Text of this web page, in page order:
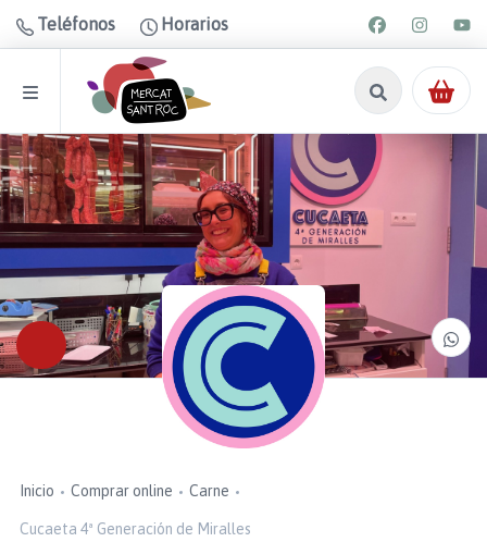
Teléfonos Horarios
Inicio Comprar online Carne
Cucaeta 4ª Generación de Miralles